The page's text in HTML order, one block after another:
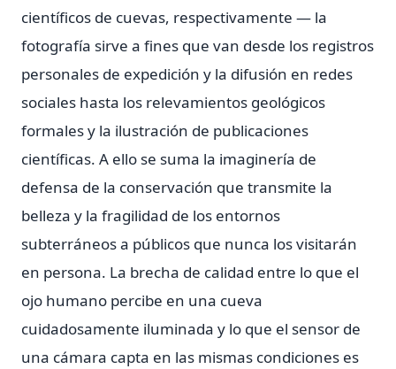
científicos de cuevas, respectivamente — la
fotografía sirve a fines que van desde los registros
personales de expedición y la difusión en redes
sociales hasta los relevamientos geológicos
formales y la ilustración de publicaciones
científicas. A ello se suma la imaginería de
defensa de la conservación que transmite la
belleza y la fragilidad de los entornos
subterráneos a públicos que nunca los visitarán
en persona. La brecha de calidad entre lo que el
ojo humano percibe en una cueva
cuidadosamente iluminada y lo que el sensor de
una cámara capta en las mismas condiciones es